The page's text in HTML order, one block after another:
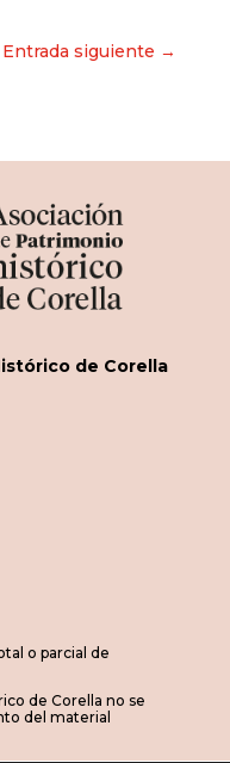
Entrada siguiente →
de Corella
o parcial de
de Corella no se
del material